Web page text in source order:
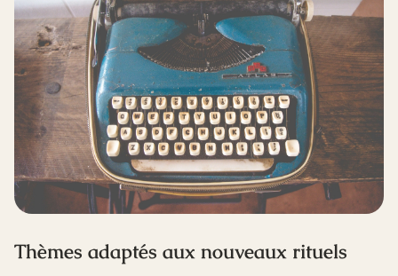
Thèmes adaptés aux nouveaux rituels